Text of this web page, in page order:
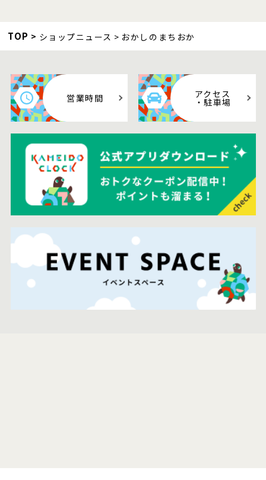
TOP ショップニュース おかしのまちおか
営業時間 アクセス
・駐車場